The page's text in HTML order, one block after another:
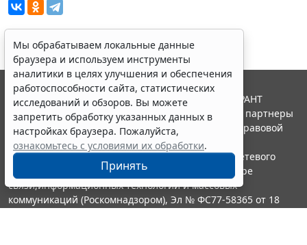
Мы обрабатываем локальные данные
браузера и используем инструменты
аналитики в целях улучшения и обеспечения
работоспособности сайта, статистических
исследований и обзоров. Вы можете
запретить обработку указанных данных в
настройках браузера. Пожалуйста,
ознакомьтесь с условиями их обработки.
Принять
© ООО "НПП "ГАРАНТ-СЕРВИС", 2026. Система ГАРАНТ
выпускается с 1990 года. Компания "Гарант" и ее партнеры
являются участниками Российской ассоциации правовой
информации ГАРАНТ.
Портал ГАРАНТ.РУ зарегистрирован в качестве сетевого
издания Федеральной службой по надзору в сфере
связи,информационных технологий и массовых
коммуникаций (Роскомнадзором), Эл № ФС77-58365 от 18